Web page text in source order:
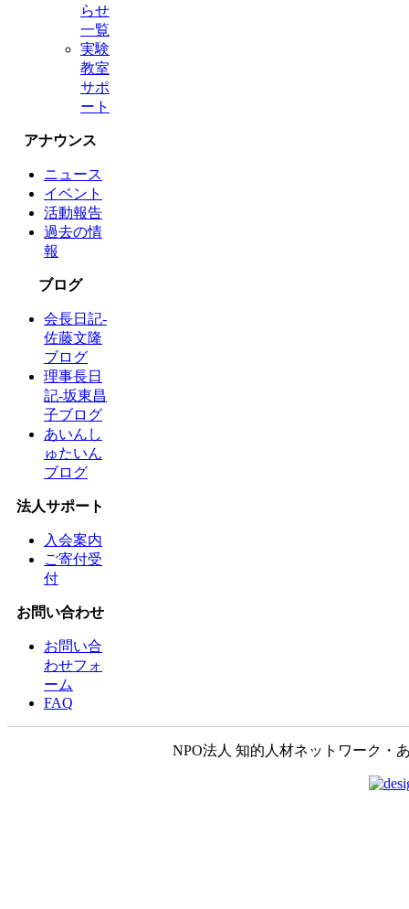
らせ
一覧
実験
教室
サポ
ート
アナウンス
ニュース
イベント
活動報告
過去の情
報
ブログ
会長日記-
佐藤文隆
ブログ
理事長日
記-坂東昌
子ブログ
あいんし
ゅたいん
ブログ
法人サポート
入会案内
ご寄付受
付
お問い合わせ
お問い合
わせフォ
ーム
FAQ
NPO法人 知的人材ネットワーク・